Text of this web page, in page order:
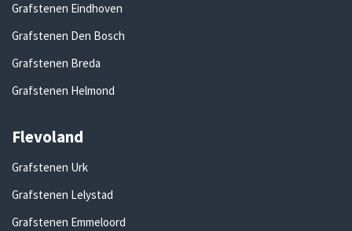
Grafstenen Eindhoven
Grafstenen Den Bosch
Grafstenen Breda
Grafstenen Helmond
Flevoland
Grafstenen Urk
Grafstenen Lelystad
Grafstenen Emmeloord